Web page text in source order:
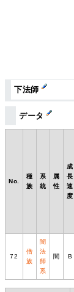
下法師
データ
No.
種
族
系
統
属
性
成
長
速
度
72
僧
族
闇
法
師
系
闇 B